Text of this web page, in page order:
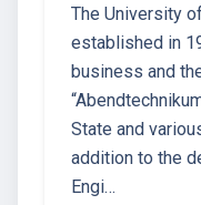
The University
established in
business and
State and
addition to the
Engi…